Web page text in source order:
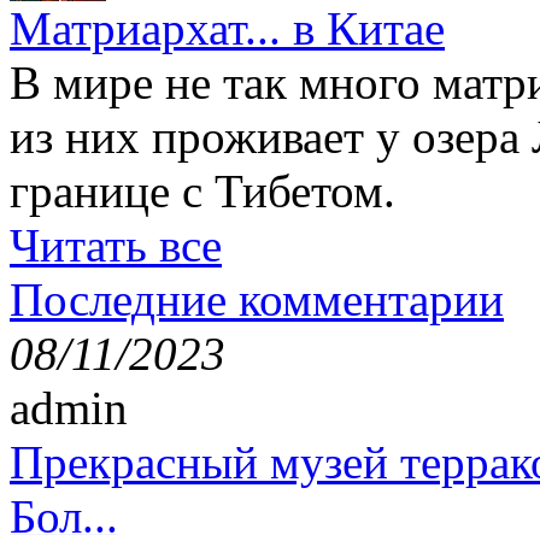
Матриархат... в Китае
В мире не так много
из них проживает у
границе с Тибетом.
Читать все
Последние комментарии
08/11/2023
admin
Прекрасный музей
Бол...